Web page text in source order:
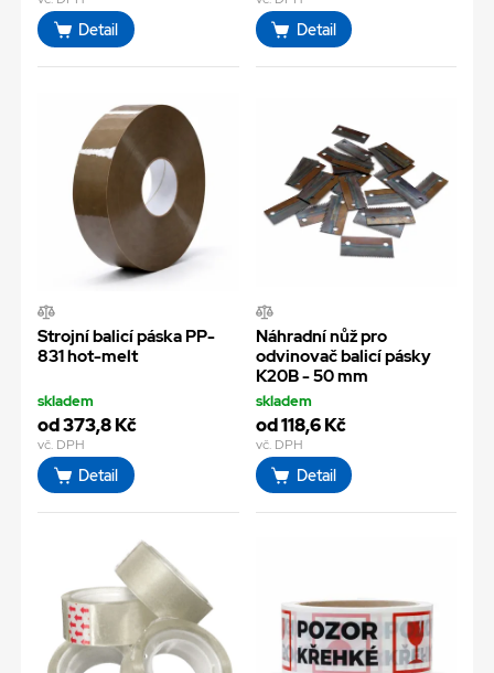
Detail Detail
Strojní balicí páska PP-
831 hot-melt
skladem
od 373,8 Kč
vč. DPH
Detail
Náhradní nůž pro
odvinovač balicí pásky
K20B - 50 mm
skladem
od 118,6 Kč
vč. DPH
Detail